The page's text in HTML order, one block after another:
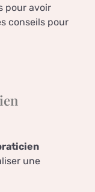
pour avoir
conseils pour
une